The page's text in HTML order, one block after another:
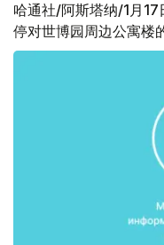
哈通社/阿斯塔纳/1月
停对世博园周边公寓楼